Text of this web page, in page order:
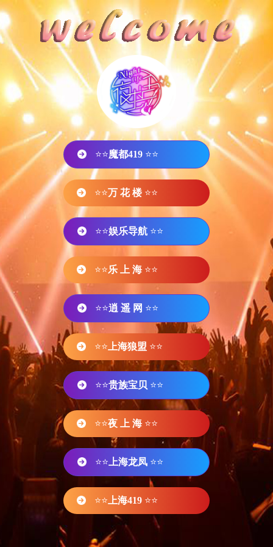
⭐⭐魔都419 ⭐⭐
⭐⭐万 花 楼 ⭐⭐
⭐⭐娱乐导航 ⭐⭐
⭐⭐乐 上 海 ⭐⭐
⭐⭐逍 遥 网 ⭐⭐
⭐⭐ 上海狼盟 ⭐⭐
⭐⭐贵族宝贝 ⭐⭐
⭐⭐夜 上 海 ⭐⭐
⭐⭐ 上海龙凤 ⭐⭐
⭐⭐ 上海419 ⭐⭐